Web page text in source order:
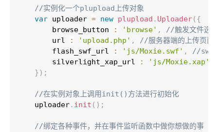
//实例化一个plupload上传对象
var uploader = new plupload . Uploader( {
        browse_button
: 'browse' ,
//触发文件选
        url
: 'upload.php' ,
//服务器端的上传页面
        flash_swf_url
: 'js/Moxie.swf' ,
//swf文
        silverlight_xap_url
: 'js/Moxie.xap'
} ) ;
//在实例对象上调用init()方法进行初始化
    uploader
. init ( ) ;
//绑定各种事件，并在事件监听函数中做你想做的事